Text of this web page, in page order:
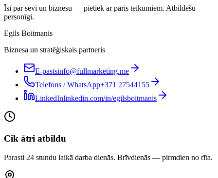
Īsi par sevi un biznesu — pietiek ar pāris teikumiem. Atbildēšu
personīgi.
Egils Boitmanis
Biznesa un stratēģiskais partneris
E-pastsinfo@fullmarketing.me
Telefons / WhatsApp+371 27544155
LinkedInlinkedin.com/in/egilsboitmanis
Cik ātri atbildu
Parasti 24 stundu laikā darba dienās. Brīvdienās — pirmdien no rīta.